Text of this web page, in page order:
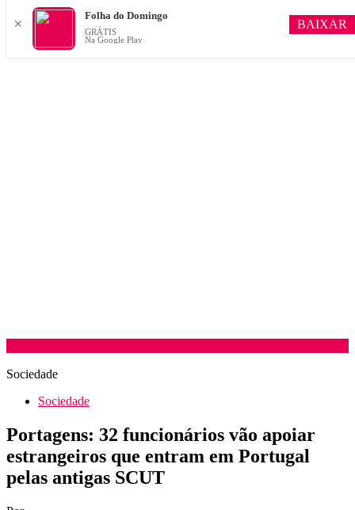
Sociedade
Sociedade
Portagens: 32 funcionários vão apoiar
estrangeiros que entram em Portugal
pelas antigas SCUT
✕
Folha do Domingo
GRÁTIS
Na Google Play
BAIXAR